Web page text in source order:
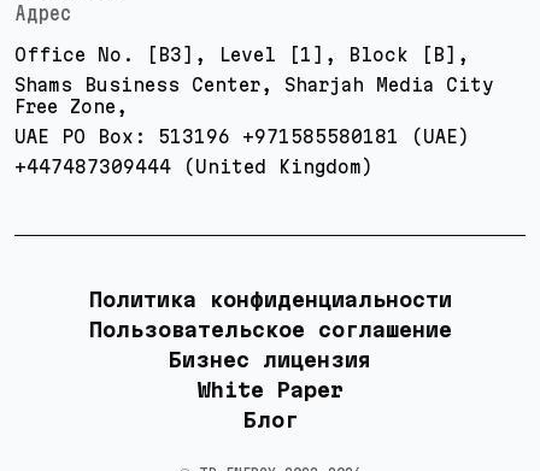
Адрес
Office No. [B3], Level [1], Block [B],
Shams Business Center, Sharjah Media City
Free Zone,
UAE PO Box: 513196 +971585580181 (UAE)
+447487309444 (United Kingdom)
Политика конфиденциальности
Пользовательское соглашение
Бизнес лицензия
White Paper
Блог